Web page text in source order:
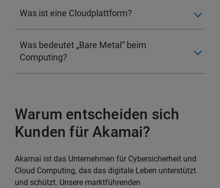
Was ist eine Cloudplattform?
Was bedeutet „Bare Metal“ beim
Computing?
Warum entscheiden sich
Kunden für Akamai?
Akamai ist das Unternehmen für Cybersicherheit und
Cloud Computing, das das digitale Leben unterstützt
und schützt. Unsere marktführenden